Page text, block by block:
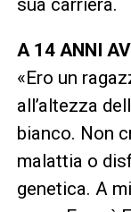
A 14 ANNI
«Ero un
all’altezza
bianco. Non
malattia o
genetica. A